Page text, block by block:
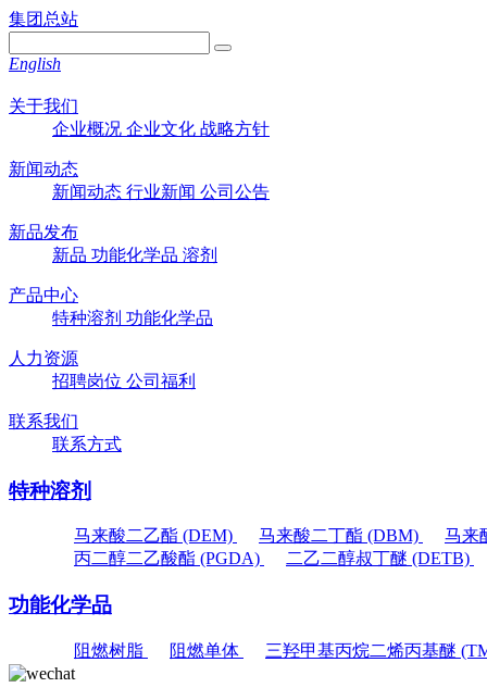
集团总站
English
关于我们
企业概况 企业文化 战略方针
新闻动态
新闻动态 行业新闻 公司公告
新品发布
新品 功能化学品 溶剂
产品中心
特种溶剂 功能化学品
人力资源
招聘岗位 公司福利
联系我们
联系方式
特种溶剂
马来酸二乙酯 (DEM) 马来酸二丁酯 (DBM)
马来
丙二醇二乙酸酯 (PGDA)
二乙二醇叔丁醚 (DETB)
功能化学品
阻燃树脂 阻燃单体 三羟甲基丙烷二烯丙基醚